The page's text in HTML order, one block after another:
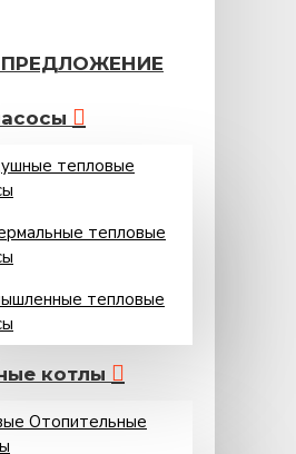
тепловые
тепловые
тепловые
котлы
Отопительные